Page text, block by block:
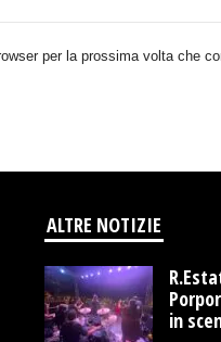
per la prossima volta che
ALTRE NOTIZIE
in